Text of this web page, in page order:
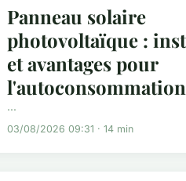
Panneau solaire
photovoltaïque :
et avantages pour
l'autoconsommation
...
03/08/2026 09:31 · 14 min